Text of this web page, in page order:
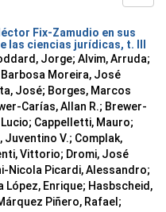
Fix-Zamudio en sus
ciencias jurídicas, t. III
Jorge; Alvim, Arruda;
Moreira, José
José; Borges, Marcos
Carías, Allan R.; Brewer-
Cappelletti, Mauro;
V.; Complak,
Vittorio; Dromi, José
Nicola Picardi, Alessandro;
López, Enrique; Hasbscheid,
Piñero, Rafael;